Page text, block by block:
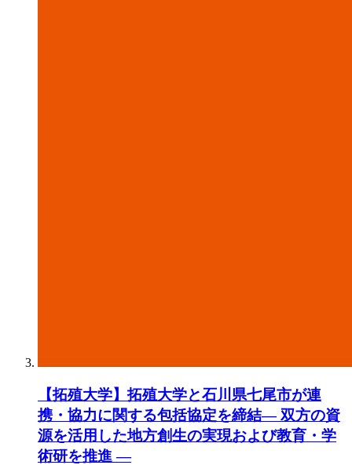
【拓殖大学】拓殖大学と石川県七尾市が連
携・協力に関する包括協定を締結― 双方の資
源を活用した地方創生の実現および教育・学
術研を推進 ―